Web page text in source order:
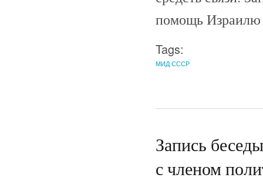
помощь Израилю
Tags:
МИД СССР
Запись
с членом